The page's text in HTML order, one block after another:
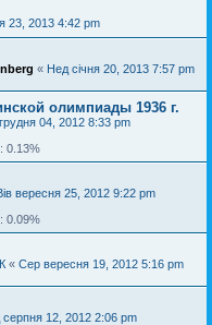
23, 2013 4:42 pm
« Нед січня 20, 2013 7:57 pm
олимпиады 1936 г.
грудня 04, 2012 8:33 pm
0.13%
вересня 25, 2012 9:22 pm
0.09%
« Сер вересня 19, 2012 5:16 pm
серпня 12, 2012 2:06 pm